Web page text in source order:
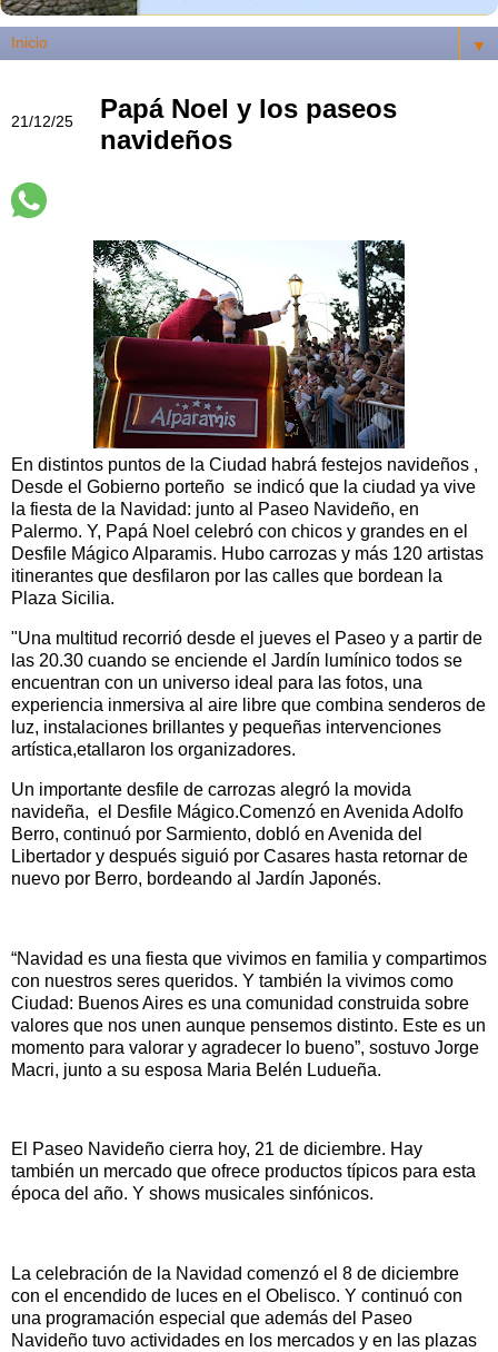
▼
21/12/25
Papá Noel y los paseos
navideños
En distintos puntos de la Ciudad habrá festejos navideños ,
Desde el Gobierno porteño se indicó que la ciudad ya vive
la fiesta de la Navidad: junto al Paseo Navideño, en
Palermo. Y, Papá Noel celebró con chicos y grandes en el
Desfile Mágico Alparamis. Hubo carrozas y más 120 artistas
itinerantes que desfilaron por las calles que bordean la
Plaza Sicilia.
"Una multitud recorrió desde el jueves el Paseo y a partir de
las 20.30 cuando se enciende el Jardín lumínico todos se
encuentran con un universo ideal para las fotos, una
experiencia inmersiva al aire libre que combina senderos de
luz, instalaciones brillantes y pequeñas intervenciones
artística,etallaron los organizadores.
Un importante desfile de carrozas alegró la movida
navideña, el Desfile Mágico.Comenzó en Avenida Adolfo
Berro, continuó por Sarmiento, dobló en Avenida del
Libertador y después siguió por Casares hasta retornar de
nuevo por Berro, bordeando al Jardín Japonés.
“Navidad es una fiesta que vivimos en familia y compartimos
con nuestros seres queridos. Y también la vivimos como
Ciudad: Buenos Aires es una comunidad construida sobre
valores que nos unen aunque pensemos distinto. Este es un
momento para valorar y agradecer lo bueno”, sostuvo Jorge
Macri, junto a su esposa Maria Belén Ludueña.
El Paseo Navideño cierra hoy, 21 de diciembre. Hay
también un mercado que ofrece productos típicos para esta
época del año. Y shows musicales sinfónicos.
La celebración de la Navidad comenzó el 8 de diciembre
con el encendido de luces en el Obelisco. Y continuó con
una programación especial que además del Paseo
Navideño tuvo actividades en los mercados y en las plazas